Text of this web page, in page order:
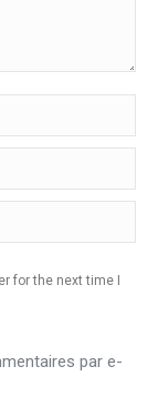
for the next time I
par e-